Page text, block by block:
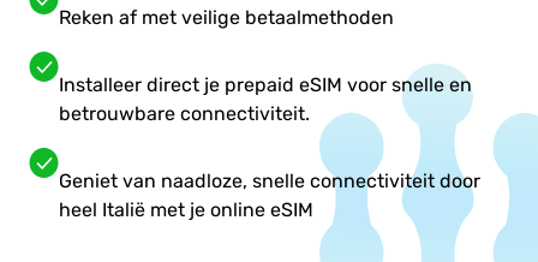
Reken af met veilige betaalmethoden
Installeer direct je prepaid eSIM voor snelle en
betrouwbare connectiviteit.
Geniet van naadloze, snelle connectiviteit door
heel Italië met je online eSIM